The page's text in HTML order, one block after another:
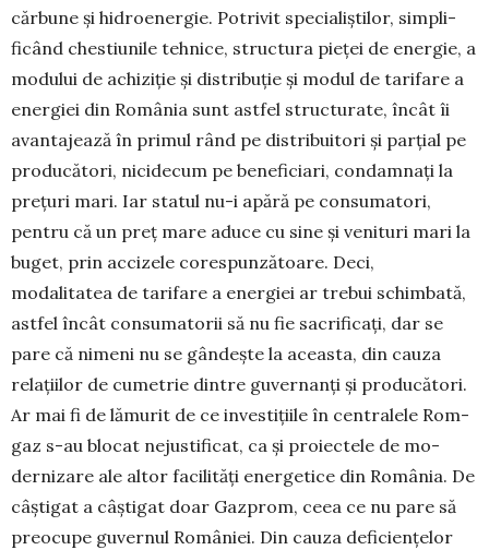
căr­bune și hidroenergie. Po­trivit specia­liștilor, simpli­
ficând chestiunile tehnice, structura pie­ței de energie, a
modului de achiziție și distribuție și modul de ta­ri­fare a
energiei din România sunt astfel structurate, în­cât îi
avantajează în primul rând pe dis­tribuitori și par­țial pe
producători, nici­decum pe be­neficiari, con­dam­nați la
prețuri mari. Iar statul nu-i apă­ră pe con­su­matori,
pentru că un preț mare aduce cu sine și ve­nituri mari la
buget, prin acci­zele cores­pun­zătoare. Deci,
modalitatea de tarifare a energiei ar trebui schim­bată,
astfel încât consumatorii să nu fie sa­crificați, dar se
pare că nimeni nu se gân­dește la aceas­ta, din cauza
relațiilor de cumetrie dintre guver­nanți și producători.
Ar mai fi de lămurit de ce in­ves­tițiile în centralele Rom­
gaz s-au blocat nejusti­ficat, ca și proiectele de mo­
dernizare ale altor facilități ener­ge­tice din Româ­nia. De
câștigat a câștigat doar Gaz­prom, ceea ce nu pare să
preocupe guvernul Ro­mâ­niei. Din cauza defi­ciențelor